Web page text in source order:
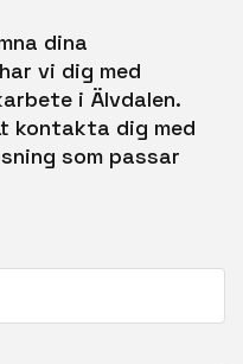
dina
vi dig med
i Älvdalen.
kontakta dig med
som passar